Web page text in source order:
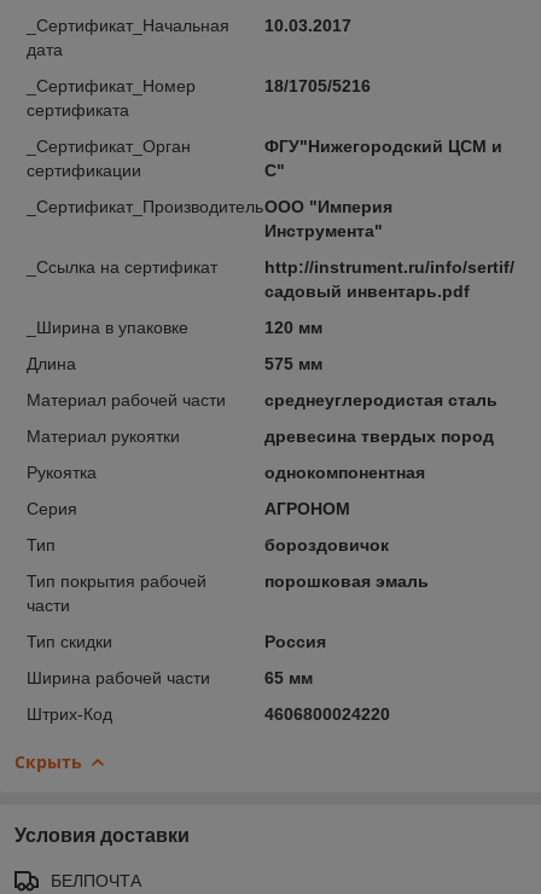
_Сертификат_Начальная
дата
10.03.2017
_Сертификат_Номер
сертификата
18/1705/5216
_Сертификат_Орган
сертификации
ФГУ"Нижегородский ЦСМ и
С"
_Сертификат_ПроизводительООО "Империя
Инструмента"
_Ссылка на сертификат
http://instrument.ru/info/sertif/
садовый инвентарь.pdf
_Ширина в упаковке
120 мм
Длина
575 мм
Материал рабочей части
среднеуглеродистая сталь
Материал рукоятки
древесина твердых пород
Рукоятка
однокомпонентная
Серия
АГРОНОМ
Тип
бороздовичок
Тип покрытия рабочей
части
порошковая эмаль
Тип скидки
Россия
Ширина рабочей части
65 мм
Штрих-Код
4606800024220
Скрыть
Условия доставки
БЕЛПОЧТА